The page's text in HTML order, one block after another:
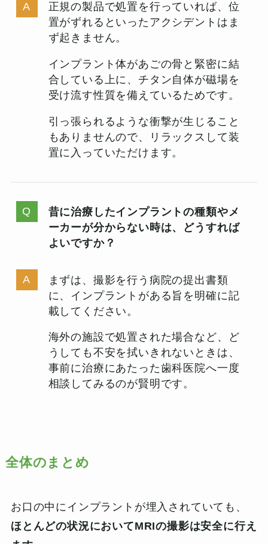
正規の製品で処置を行っていれば、位
置がずれるといったアクシデントはま
ず起きません。
インプラント体があごの骨と緊密に結
合している上に、チタン自体が磁場を
受け流す性質を備えているためです。
引っ張られるような衝撃が生じること
もありませんので、リラックスして装
置に入っていただけます。
昔に治療したインプラントの種類やメ
ーカーが分からない時は、どうすれば
よいですか？
まずは、撮影を行う病院の提出書類
に、インプラントがある旨を明確に記
載してください。
海外の施設で処置された場合など、ど
うしても不安を拭いきれないときは、
事前に治療にあたった歯科医院へ一度
相談してみるのが賢明です。
全体のまとめ
お口の中にインプラントが埋入されていても、
ほとんどの状況においてMRIの撮影は安全に行え